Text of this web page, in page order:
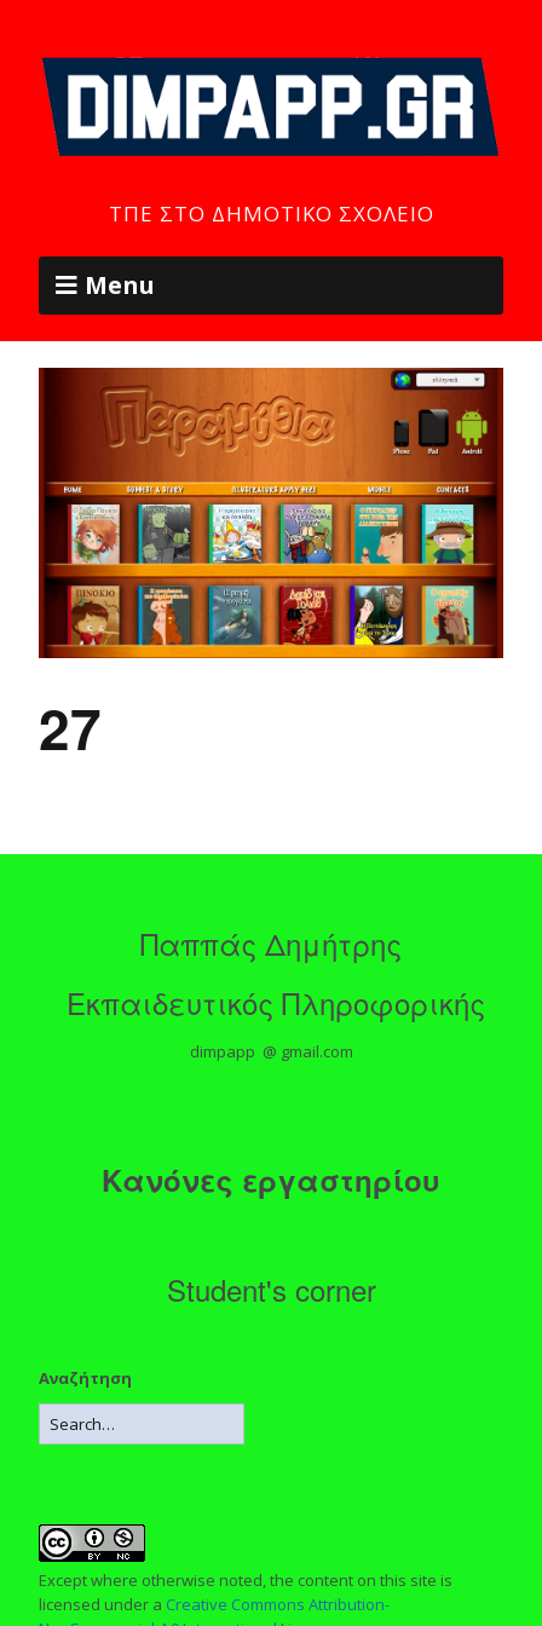
ΤΠΕ ΣΤΟ ΔΗΜΟΤΙΚΌ ΣΧΟΛΕΊΟ
Menu
27
Παππάς Δημήτρης
Εκπαιδευτικός Πληροφορικής
dimpapp @ gmail.com
Κανόνες εργαστηρίου
Student's corner
Αναζήτηση
Except where otherwise noted, the content on this site is
licensed under a Creative Commons Attribution-